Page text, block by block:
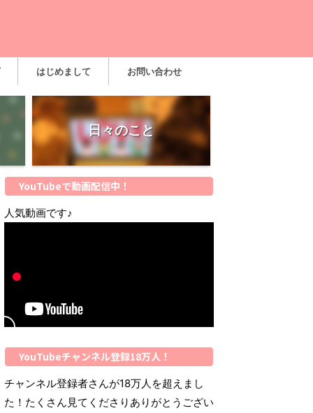
はじめまして お問い合わせ
日々のこと
YouTubeで動画配信中！
人気動画です♪
YouTubeチャンネル登録18万人！
チャンネル登録者さんが18万人を超えまし
た！たくさん見てくださりありがとうござい